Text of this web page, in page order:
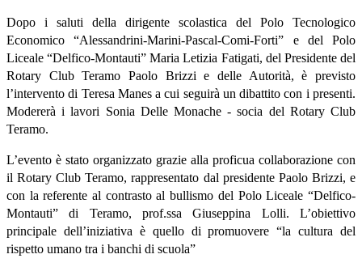
Dopo i saluti della dirigente scolastica del Polo Tecnologico
Economico “Alessandrini-Marini-Pascal-Comi-Forti” e del Polo
Liceale “Delfico-Montauti” Maria Letizia Fatigati, del Presidente del
Rotary Club Teramo Paolo Brizzi e delle Autorità, è previsto
l’intervento di Teresa Manes a cui seguirà un dibattito con i presenti.
Modererà i lavori Sonia Delle Monache - socia del Rotary Club
Teramo.
L’evento è stato organizzato grazie alla proficua collaborazione con
il Rotary Club Teramo, rappresentato dal presidente Paolo Brizzi, e
con la referente al contrasto al bullismo del Polo Liceale “Delfico-
Montauti” di Teramo, prof.ssa Giuseppina Lolli. L’obiettivo
principale dell’iniziativa è quello di promuovere “la cultura del
rispetto umano tra i banchi di scuola”